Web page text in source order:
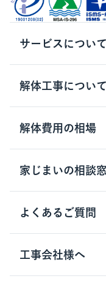
サービスについて
サービスの流れ
サービスのメリッ
クラッソーネの自
お客さまの声
空き家の処分を検
解体工事について
解体工事の基礎知識
解体工事に関わる
用語集
解体費用の相場
木造住宅の相場
鉄骨造住宅の相場
RC造住宅の相場
家じまいの相談
家じまいの相談窓口
よくあるご質問
クラッソーネの利
工事の進め方
工事会社様へ